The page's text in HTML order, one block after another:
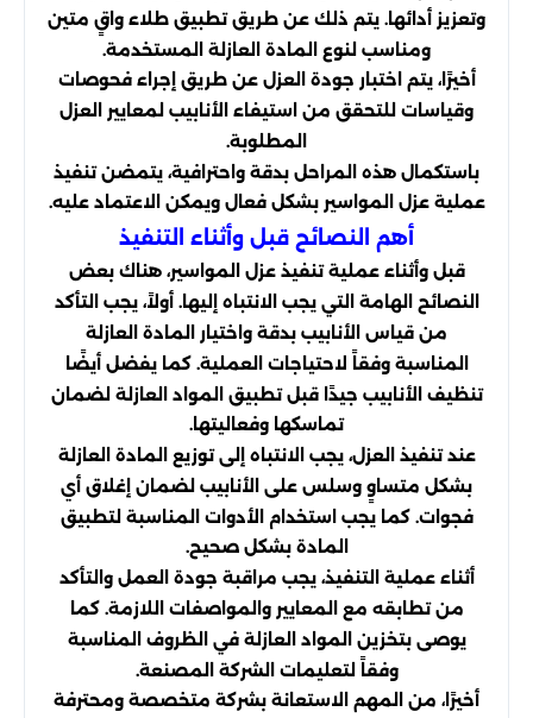
وتعزيز أدائها. يتم ذلك عن طريق تطبيق طلاء واقٍ متين
ومناسب لنوع المادة العازلة المستخدمة.
أخيرًا، يتم اختبار جودة العزل عن طريق إجراء فحوصات
وقياسات للتحقق من استيفاء الأنابيب لمعايير العزل
المطلوبة.
باستكمال هذه المراحل بدقة واحترافية، يتمضن تنفيذ
عملية عزل المواسير بشكل فعال ويمكن الاعتماد عليه.
أهم النصائح قبل وأثناء التنفيذ
قبل وأثناء عملية تنفيذ عزل المواسير، هناك بعض
النصائح الهامة التي يجب الانتباه إليها. أولاً، يجب التأكد
من قياس الأنابيب بدقة واختيار المادة العازلة
المناسبة وفقاً لاحتياجات العملية. كما يفضل أيضًا
تنظيف الأنابيب جيدًا قبل تطبيق المواد العازلة لضمان
تماسكها وفعاليتها.
عند تنفيذ العزل، يجب الانتباه إلى توزيع المادة العازلة
بشكل متساوٍ وسلس على الأنابيب لضمان إغلاق أي
فجوات. كما يجب استخدام الأدوات المناسبة لتطبيق
المادة بشكل صحيح.
أثناء عملية التنفيذ، يجب مراقبة جودة العمل والتأكد
من تطابقه مع المعايير والمواصفات اللازمة. كما
يوصى بتخزين المواد العازلة في الظروف المناسبة
وفقاً لتعليمات الشركة المصنعة.
أخيرًا، من المهم الاستعانة بشركة متخصصة ومحترفة